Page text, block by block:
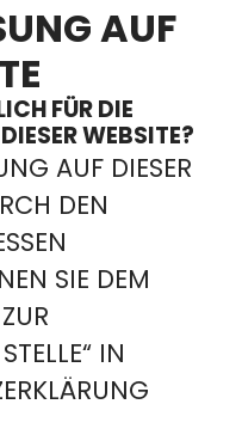
AUF
FÜR DIE
WEBSITE?
AUF DIESER
DEN
SIE DEM
IN